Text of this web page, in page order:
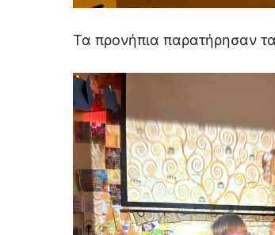
Τα προνήπια παρατήρησαν